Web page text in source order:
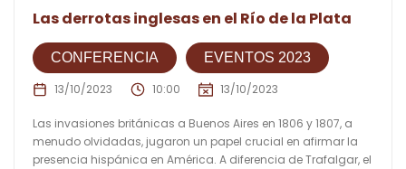
Las derrotas inglesas en el Río de la Plata
CONFERENCIA EVENTOS 2023
13/10/2023 10:00 13/10/2023
Las invasiones británicas a Buenos Aires en 1806 y 1807, a
menudo olvidadas, jugaron un papel crucial en afirmar la
presencia hispánica en América. A diferencia de Trafalgar, el